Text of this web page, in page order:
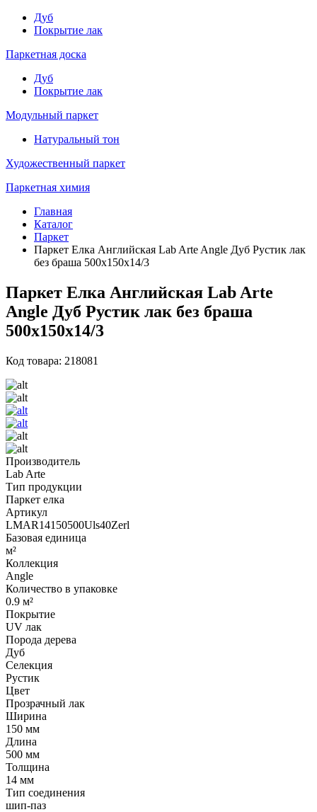
Дуб
Покрытие лак
Паркетная доска
Дуб
Покрытие лак
Модульный паркет
Натуральный тон
Художественный паркет
Паркетная химия
Главная
Каталог
Паркет
Паркет Елка Английская Lab Arte Angle Дуб Рустик лак
без браша 500х150х14/3
Паркет Елка Английская Lab Arte
Angle Дуб Рустик лак без браша
500х150х14/3
Код товара: 218081
Производитель
Lab Arte
Тип продукции
Паркет елка
Артикул
LMAR14150500Uls40Zerl
Базовая единица
м²
Коллекция
Angle
Количество в упаковке
0.9 м²
Покрытие
UV лак
Порода дерева
Дуб
Селекция
Рустик
Цвет
Прозрачный лак
Ширина
150 мм
Длина
500 мм
Толщина
14 мм
Тип соединения
шип-паз